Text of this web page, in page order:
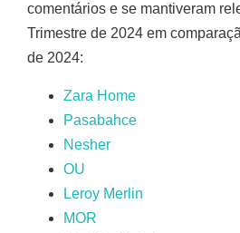
comentários e se mantiveram
Trimestre de 2024 em
de 2024:
Zara Home
Pasabahce
Nesher
OU
Leroy Merlin
MOR